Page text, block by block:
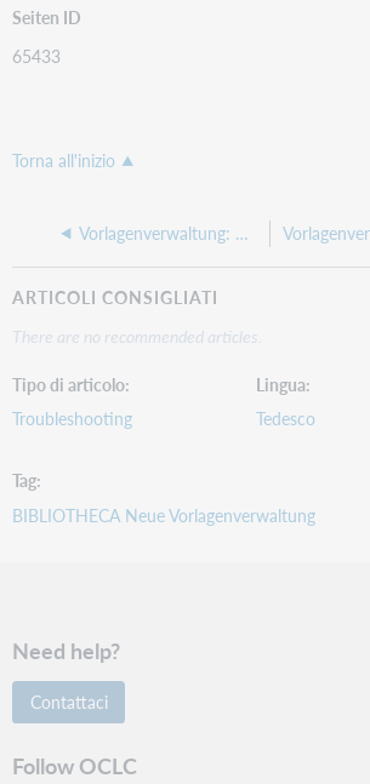
Seiten ID
65433
Torna all'inizio
Vorlagenverwaltung: Welche Möglichkeiten habe ich bei der Textausrichtung zur Umsetzung meiner Corporate Identity?
ARTICOLI CONSIGLIATI
There are no recommended articles.
Tipo di articolo
Troubleshooting
Lingua
Tedesco
Tag
BIBLIOTHECA Neue Vorlagenverwaltung
Need help?
Contattaci
Follow OCLC